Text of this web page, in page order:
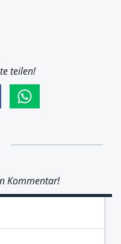
teilen!
Kommentar!